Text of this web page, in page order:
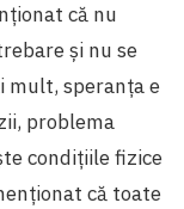
că nu
și nu se
mult, speranța e
problema
condițiile fizice
că toate